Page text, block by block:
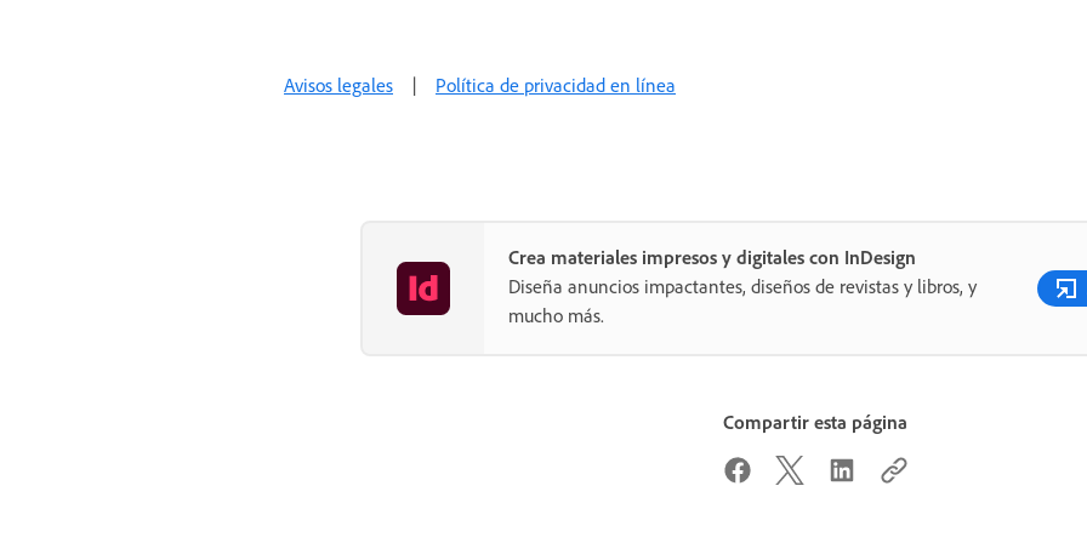
Avisos legales | Política de privacidad en línea
Crea materiales impresos y digitales con InDesign
Diseña anuncios impactantes, diseños de revistas y libros, y
mucho más.
Compartir esta página